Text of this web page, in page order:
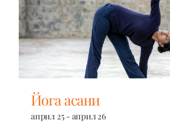
Йога асани
април 25- април 26